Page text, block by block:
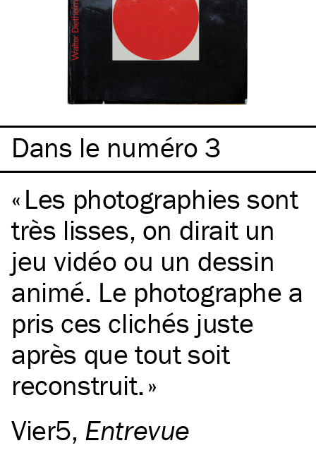
Dans le numéro 3
Les photographies sont
très lisses, on dirait un
jeu vidéo ou un dessin
animé. Le photographe a
pris ces clichés juste
après que tout soit
reconstruit.
Vier5, Entrevue